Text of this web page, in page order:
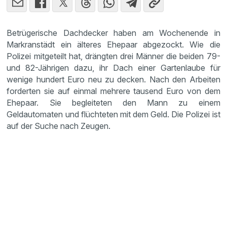
Betrügerische Dachdecker haben am Wochenende in
Markranstädt ein älteres Ehepaar abgezockt. Wie die
Polizei mitgeteilt hat, drängten drei Männer die beiden 79-
und 82-Jährigen dazu, ihr Dach einer Gartenlaube für
wenige hundert Euro neu zu decken. Nach den Arbeiten
forderten sie auf einmal mehrere tausend Euro von dem
Ehepaar. Sie begleiteten den Mann zu einem
Geldautomaten und flüchteten mit dem Geld. Die Polizei ist
auf der Suche nach Zeugen.